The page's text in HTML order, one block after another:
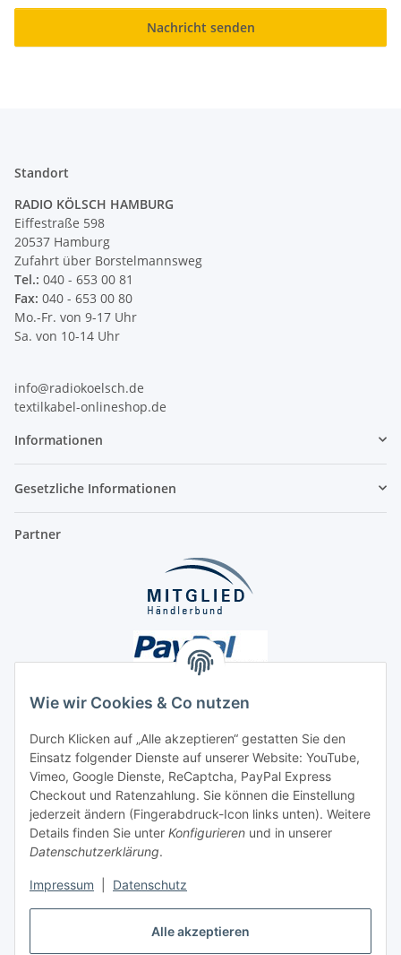
Alle akzeptieren
Wie wir Cookies & Co nutzen
Durch Klicken auf „Alle akzeptieren“ gestatten Sie den
Einsatz folgender Dienste auf unserer Website: YouTube,
Vimeo, Google Dienste, ReCaptcha, PayPal Express
Checkout und Ratenzahlung. Sie können die Einstellung
jederzeit ändern (Fingerabdruck-Icon links unten). Weitere
Details finden Sie unter Konfigurieren und in unserer
Datenschutzerklärung.
Impressum Datenschutz
Nachricht senden
Standort
RADIO KÖLSCH HAMBURG
Eiffestraße 598
20537 Hamburg
Zufahrt über Borstelmannsweg
Tel.: 040 - 653 00 81
Fax: 040 - 653 00 80
Mo.-Fr. von 9-17 Uhr
Sa. von 10-14 Uhr
info@radiokoelsch.de
textilkabel-onlineshop.de
Informationen
Gesetzliche Informationen
Partner
Unsere Seiten
Social Media
Vertrag widerrufen